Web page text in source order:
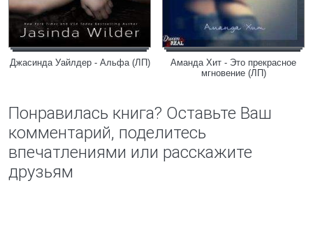
Джасинда Уайлдер - Альфа (ЛП)
Аманда Хит - Это прекрасное
мгновение (ЛП)
Понравилась книга? Оставьте Ваш
комментарий, поделитесь
впечатлениями или расскажите
друзьям